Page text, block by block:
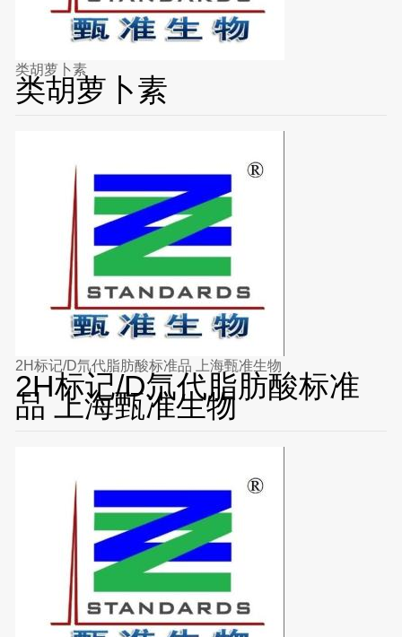
类胡萝卜素
类胡萝卜素
2H标记/D氘代脂肪酸标准品 上海甄准生物
2H标记/D氘代脂肪酸标准
品 上海甄准生物